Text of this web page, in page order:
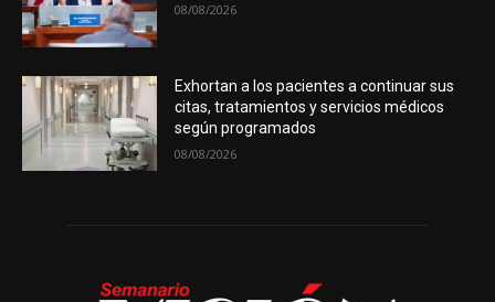
08/08/2026
Exhortan a los pacientes a continuar sus
citas, tratamientos y servicios médicos
según programados
08/08/2026